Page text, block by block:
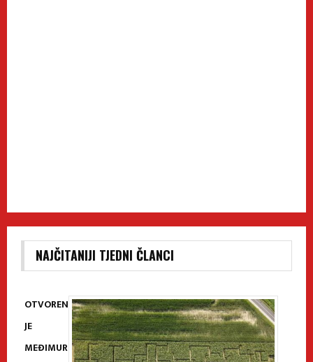
NAJČITANIJI TJEDNI ČLANCI
OTVOREN
JE
MEĐIMUR